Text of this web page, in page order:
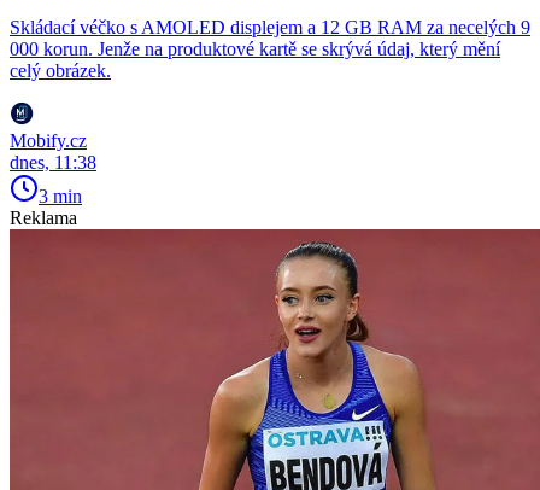
Skládací véčko s AMOLED displejem a 12 GB RAM za necelých 9
000 korun. Jenže na produktové kartě se skrývá údaj, který mění
celý obrázek.
Mobify.cz
dnes, 11:38
3 min
Reklama